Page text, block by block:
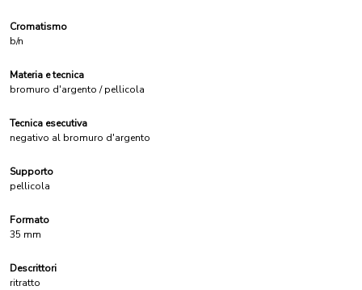
Cromatismo
b/n
Materia e tecnica
bromuro d'argento / pellicola
Tecnica esecutiva
negativo al bromuro d'argento
Supporto
pellicola
Formato
35 mm
Descrittori
ritratto